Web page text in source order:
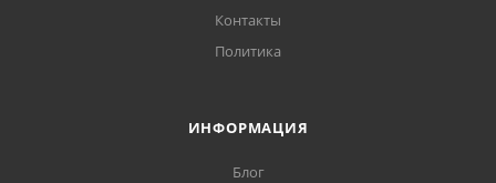
Контакты
Политика
ИНФОРМАЦИЯ
Блог